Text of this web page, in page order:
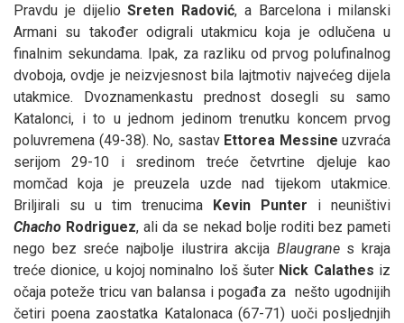
Pravdu je dijelioSreten Radović, a Barcelona i milanski
Armani su također odigrali utakmicu koja je odlučena u
finalnim sekundama. Ipak, za razliku od prvog polufinalnog
dvoboja, ovdje je neizvjesnost bila lajtmotiv najvećeg dijela
utakmice. Dvoznamenkastu prednost dosegli su samo
Katalonci, i to u jednom jedinom trenutku koncem prvog
poluvremena (49-38). No, sastav Ettorea Messine uzvraća
serijom 29-10 i sredinom treće četvrtine djeluje kao
momčad koja je preuzela uzde nad tijekom utakmice.
Briljirali su u tim trenucima Kevin Punter i neuništivi
Chacho Rodriguez, ali da se nekad bolje roditi bez pameti
nego bez sreće najbolje ilustrira akcija Blaugranes kraja
treće dionice, u kojoj nominalno loš šuter Nick Calathes iz
očaja poteže tricu van balansa i pogađa za nešto ugodnijih
četiri poena zaostatka Katalonaca (67-71) uoči posljednjih